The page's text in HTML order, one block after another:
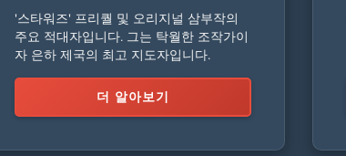
'스타워즈' 프리퀄 및 오리지널 삼부작의
주요 적대자입니다. 그는 탁월한 조작가이
자 은하 제국의 최고 지도자입니다.
더 알아보기